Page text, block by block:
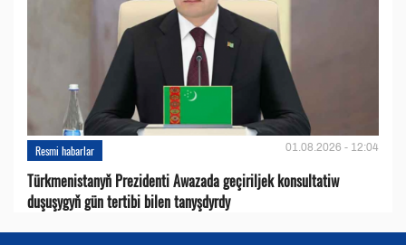
Resmi habarlar 01.08.2026 - 12:04
Türkmenistanyň Prezidenti Awazada geçiriljek konsultatiw
duşuşygyň gün tertibi bilen tanyşdyrdy